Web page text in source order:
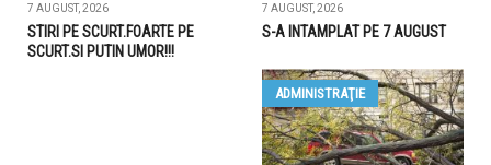
7 AUGUST, 2026
STIRI PE SCURT.FOARTE PE
SCURT.SI PUTIN UMOR!!!
7 AUGUST, 2026
S-A INTAMPLAT PE 7 AUGUST
ADMINISTRAŢIE